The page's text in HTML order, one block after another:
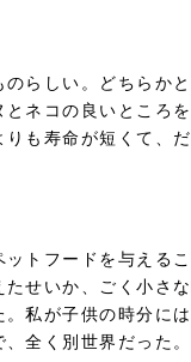
らしい。どちらか
ネコの良いところ
も寿命が短くて、
トフードを与える
せいか、ごく小さ
私が子供の時分に
全く別世界だった。